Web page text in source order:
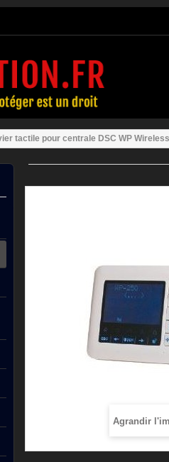
tactile pour centrale DSC WP
Agrandir